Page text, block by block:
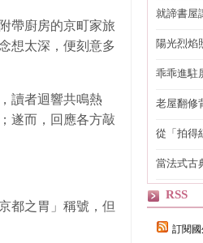
帶廚房的京町家旅
想太深，便刻意多
讀者迴響共鳴熱
遂而，回應各方敲
都之胃」稱號，但
就諦書屋
陽光烈焰
乖乖進駐
老屋翻修
從「拍得
當法式古
RSS
訂閱